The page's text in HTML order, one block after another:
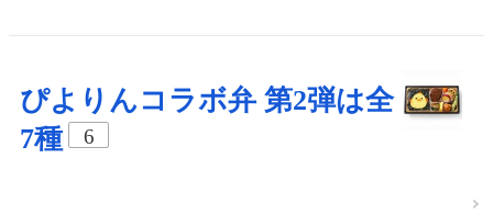
ぴよりんコラボ弁 第2弾は全
7種
6